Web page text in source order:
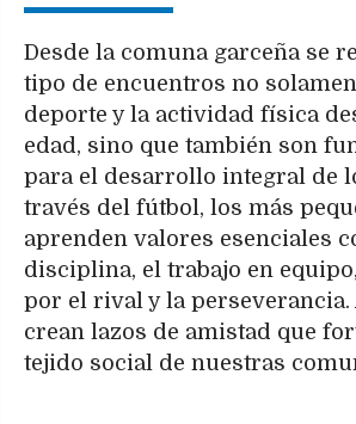
Desde la comuna garceña se
tipo de encuentros no
deporte y la actividad física
edad, sino que también son
para el desarrollo integral de
través del fútbol, los más
aprenden valores esenciales
disciplina, el trabajo en
por el rival y la perseverancia.
crean lazos de amistad que
tejido social de nuestras